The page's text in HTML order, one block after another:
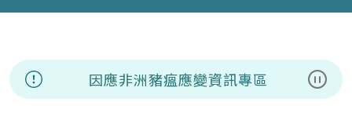
暫停
因應非洲豬瘟應變資訊專區